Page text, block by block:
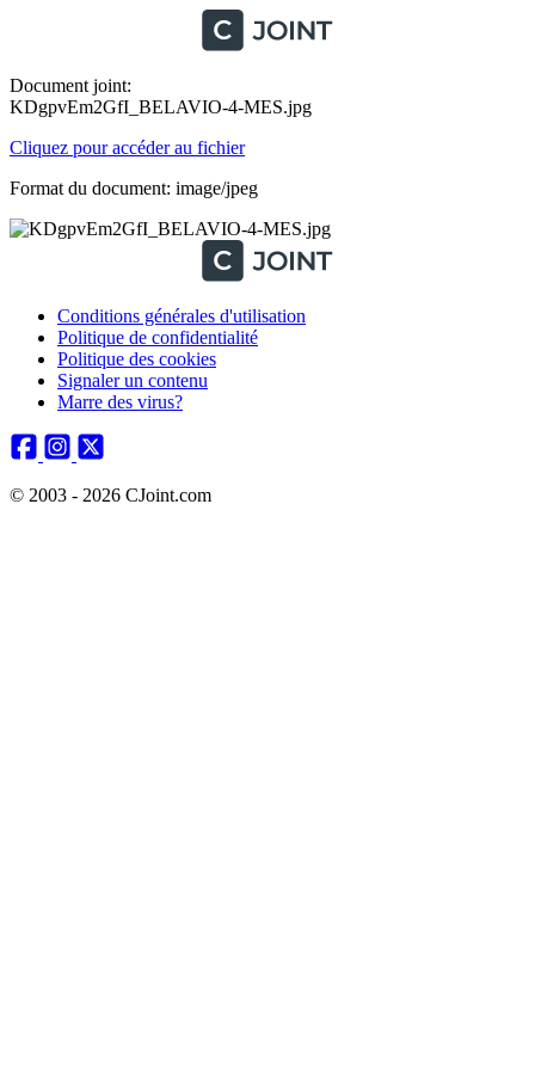
Document joint:
KDgpvEm2GfI_BELAVIO-4-MES.jpg
Cliquez pour accéder au fichier
Format du document: image/jpeg
Conditions générales d'utilisation
Politique de confidentialité
Politique des cookies
Signaler un contenu
Marre des virus?
© 2003 - 2026 CJoint.com